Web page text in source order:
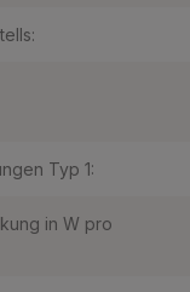
Typ 1:
in W pro